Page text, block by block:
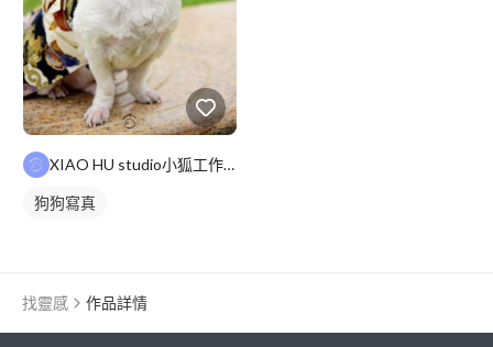
XIAO HU studio小狐工作室
狗狗寫真
找靈感 作品詳情